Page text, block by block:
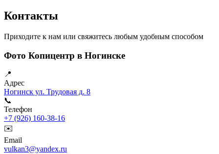
Контакты
Приходите к нам или свяжитесь любым удобным способом
Фото Копицентр в Ногинске
📍
Адрес
Ногинск ул. Трудовая д. 8
📞
Телефон
+7 (926) 160-38-16
✉️
Email
vulkan3@yandex.ru